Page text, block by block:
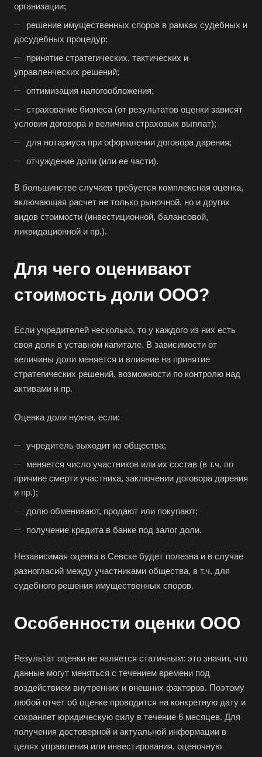
организации;
решение имущественных споров в рамках судебных и
досудебных процедур;
принятие стратегических, тактических и
управленческих решений;
оптимизация налогообложения;
страхование бизнеса (от результатов оценки зависят
условия договора и величина страховых выплат);
для нотариуса при оформлении договора дарения;
отчуждение доли (или ее части).
В большинстве случаев требуется комплексная оценка,
включающая расчет не только рыночной, но и других
видов стоимости (инвестиционной, балансовой,
ликвидационной и пр.).
Для чего оценивают
стоимость доли ООО?
Если учредителей несколько, то у каждого из них есть
своя доля в уставном капитале. В зависимости от
величины доли меняется и влияние на принятие
стратегических решений, возможности по контролю над
активами и пр.
Оценка доли нужна, если:
учредитель выходит из общества;
меняется число участников или их состав (в т.ч. по
причине смерти участника, заключении договора дарения
и пр.);
долю обменивают, продают или покупают;
получение кредита в банке под залог доли.
Независимая оценка в Севске будет полезна и в случае
разногласий между участниками общества, в т.ч. для
судебного решения имущественных споров.
Особенности оценки ООО
Результат оценки не является статичным: это значит, что
данные могут меняться с течением времени под
воздействием внутренних и внешних факторов. Поэтому
любой отчет об оценке проводится на конкретную дату и
сохраняет юридическую силу в течение 6 месяцев. Для
получения достоверной и актуальной информации в
целях управления или инвестирования, оценочную
Выберите ваш город
Например:Севск